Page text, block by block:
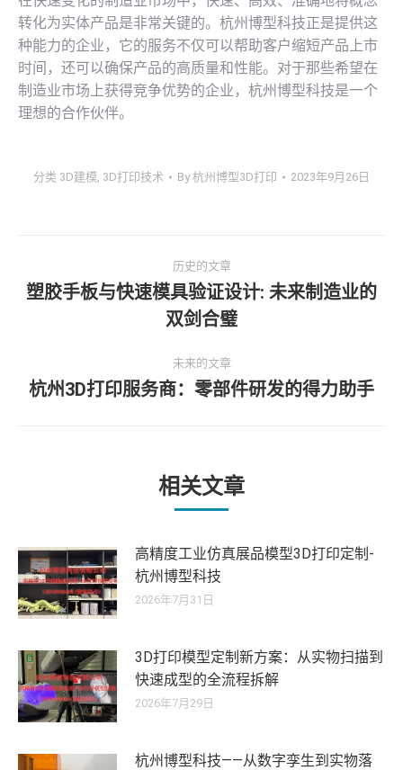
转化为实体产品是非常关键的。杭州博型科技正是提供这
种能力的企业，它的服务不仅可以帮助客户缩短产品上市
时间，还可以确保产品的高质量和性能。对于那些希望在
制造业市场上获得竞争优势的企业，杭州博型科技是一个
理想的合作伙伴。
分类 3D建模 3D打印技术 By杭州博型3D打印 2023年9月26日
章
航
历史的文章
历
史
文
章：
塑胶手板与快速模具验证设计: 未来制造业的
双剑合璧
未来的文章
未
章：
杭州3D打印服务商：零部件研发的得力助手
相关文章
高精度工业仿真展品模型3D打印定制-
杭州博型科技
2026年7月31日
3D打印模型定制新方案：从实物扫描到
快速成型的全流程拆解
2026年7月29日
杭州博型科技——从数字孪生到实物落